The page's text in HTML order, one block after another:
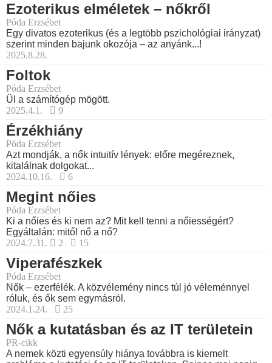
Ezoterikus elméletek – nőkről
Póda Erzsébet
Egy divatos ezoterikus (és a legtöbb pszichológiai irányzat)
szerint minden bajunk okozója – az anyánk...!
2025.8.28.
Foltok
Póda Erzsébet
Ül a számítógép mögött.
2025.4.1.
9
Érzékhiány
Póda Erzsébet
Azt mondják, a nők intuitív lények: előre megéreznek,
kitalálnak dolgokat...
2024.10.16.
6
Megint nőies
Póda Erzsébet
Ki a nőies és ki nem az? Mit kell tenni a nőiességért?
Egyáltalán: mitől nő a nő?
2024.7.31.
2 15
Viperafészkek
Póda Erzsébet
Nők – ezerfélék. A közvélemény nincs túl jó véleménnyel
róluk, és ők sem egymásról.
2024.1.24.
25
Nők a kutatásban és az IT területein
PR-cikk
A nemek közti egyensúly hiánya továbbra is kiemelt